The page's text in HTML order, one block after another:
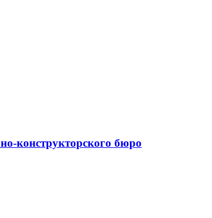
конструкторского бюро